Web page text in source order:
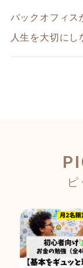
バックオフィス
人生を大切にし